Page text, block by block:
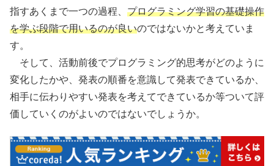
指すあくまで一つの過程、 プログラミング学習の基礎操作
を学ぶ段階で用いるのが良いのではないかと考えていま
す。
そして、活動前後でプログラミング的思考がどのように
変化したかや、発表の順番を意識して発表できているか、
相手に伝わりやすい発表を考えてできているか等ついて評
価していくのがよいのではないでしょうか。